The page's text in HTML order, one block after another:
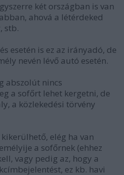
két országban is van
ahová a létérdeked
stb.
esetén is ez az irányadó, de
nevén lévő autó esetén.
abszolút nincs
a sofőrt lehet kergetni, de
a közlekedési törvény
elég ha van
a sofőrnek (ehhez
vagy pedig az, hogy a
ez kb. havi